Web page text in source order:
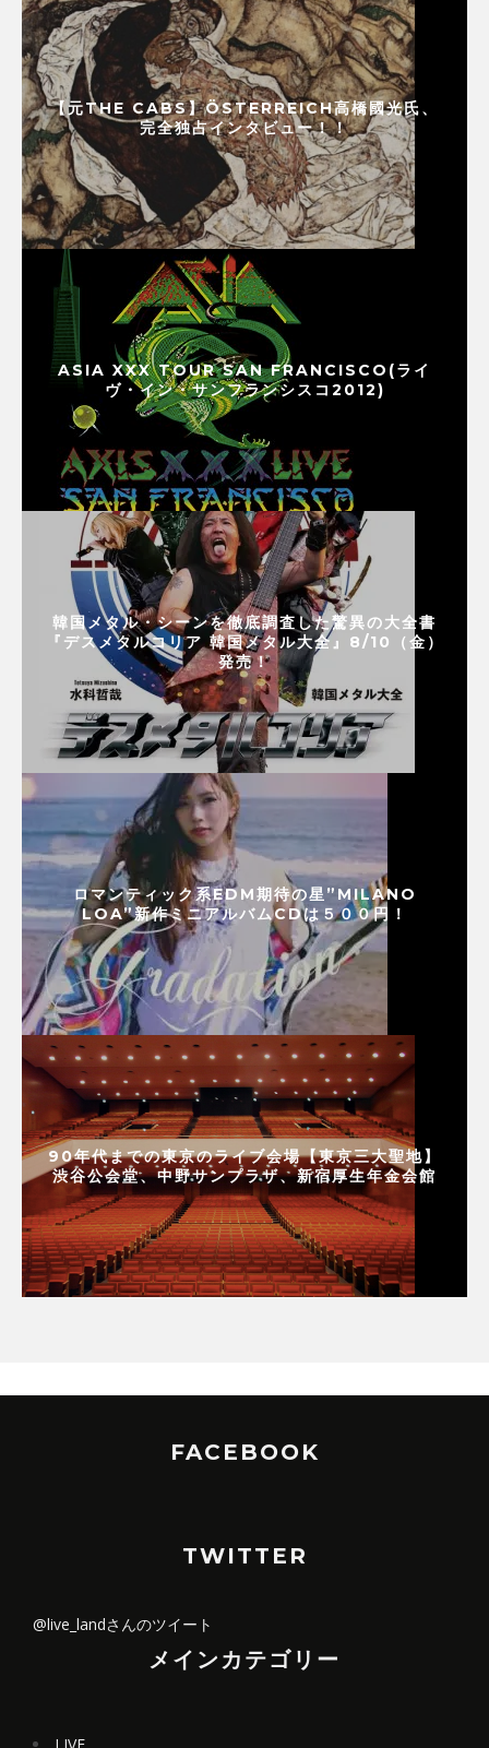
【元THE CABS】ÖSTERREICH高橋國光氏、
完全独占インタビュー！！
ASIA XXX TOUR SAN FRANCISCO(ライ
ヴ・イン・サンフランシスコ2012)
韓国メタル・シーンを徹底調査した驚異の大全書
『デスメタルコリア 韓国メタル大全』8/10（金）
発売！
ロマンティック系EDM期待の星”MILANO
LOA”新作ミニアルバムCDは５００円！
90年代までの東京のライブ会場【東京三大聖地】
渋谷公会堂、中野サンプラザ、新宿厚生年金会館
FACEBOOK
TWITTER
@live_landさんのツイート
メインカテゴリー